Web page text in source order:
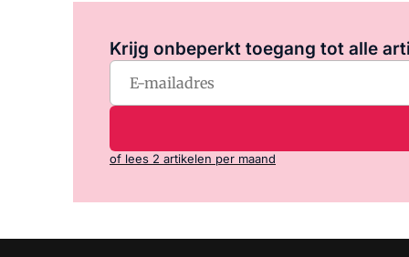
Krijg onbeperkt toegang tot alle
of lees 2 artikelen per maand